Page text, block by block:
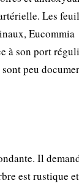
Les
Eucommia
à son port
peu
Il
est rustique et